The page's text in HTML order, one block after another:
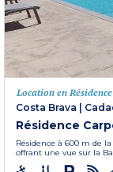
Location en Résidence
Costa Brava |
Résidence
Résidence à 600 m de
offrant une vue sur la